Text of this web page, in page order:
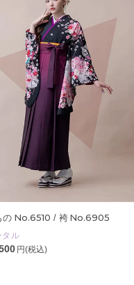
の No.6510 / 袴 No.6905
タル
円(税込)